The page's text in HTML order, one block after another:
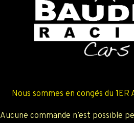
Nous sommes en congés du 1ER
Aucune commande n’est possible